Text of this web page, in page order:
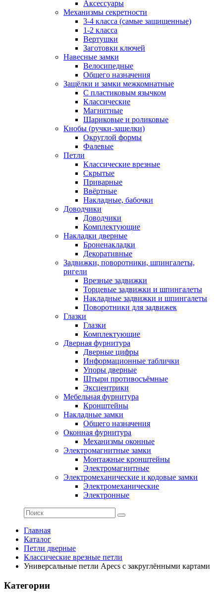
Аксессуары
Механизмы секретности
3-4 класса (самые защищенные)
1-2 класса
Вертушки
Заготовки ключей
Навесные замки
Велосипедные
Общего назначения
Защёлки и замки межкомнатные
С пластиковым язычком
Классические
Магнитные
Шариковые и роликовые
Кнобы (ручки-защелки)
Округлой формы
Фалевые
Петли
Классические врезные
Скрытые
Приварные
Ввёртные
Накладные, бабочки
Доводчики
Доводчики
Комплектующие
Накладки дверные
Броненакладки
Декоративные
Задвижки, поворотники, шпингалеты,
ригели
Врезные задвижки
Торцевые задвижки и шпингалеты
Накладные задвижки и шпингалеты
Поворотники для задвижек
Глазки
Глазки
Комплектующие
Дверная фурнитура
Дверные цифры
Информационные таблички
Упоры дверные
Штыри противосъёмные
Эксцентрики
Мебельная фурнитура
Кронштейны
Накладные замки
Общего назначения
Оконная фурнитура
Механизмы оконные
Электромагнитные замки
Монтажные кронштейны
Электромагнитные
Электромеханические и кодовые замки
Электромеханические
Электронные
Главная
Каталог
Петли дверные
Классические врезные петли
Универсальные петли Apecs с закруглёнными картами
Категории